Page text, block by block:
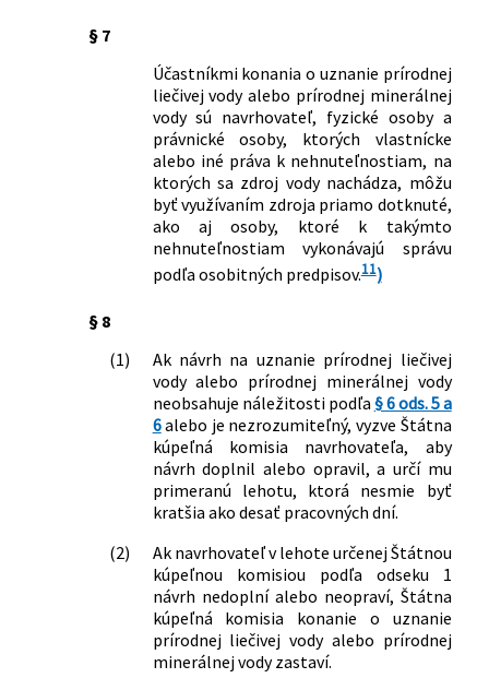
§ 7
Účastníkmi konania o uznanie prírodnej
liečivej vody alebo prírodnej minerálnej
vody sú navrhovateľ, fyzické osoby a
právnické osoby, ktorých vlastnícke
alebo iné práva k nehnuteľnostiam, na
ktorých sa zdroj vody nachádza, môžu
byť využívaním zdroja priamo dotknuté,
ako aj osoby, ktoré k takýmto
nehnuteľnostiam vykonávajú správu
podľa osobitných predpisov.11)
§ 8
(1)
Ak návrh na uznanie prírodnej liečivej
vody alebo prírodnej minerálnej vody
neobsahuje náležitosti podľa § 6 ods. 5 a
6alebo je nezrozumiteľný, vyzve Štátna
kúpeľná komisia navrhovateľa, aby
návrh doplnil alebo opravil, a určí mu
primeranú lehotu, ktorá nesmie byť
kratšia ako desať pracovných dní.
(2)
Ak navrhovateľ v lehote určenej Štátnou
kúpeľnou komisiou podľa odseku 1
návrh nedoplní alebo neopraví, Štátna
kúpeľná komisia konanie o uznanie
prírodnej liečivej vody alebo prírodnej
minerálnej vody zastaví.